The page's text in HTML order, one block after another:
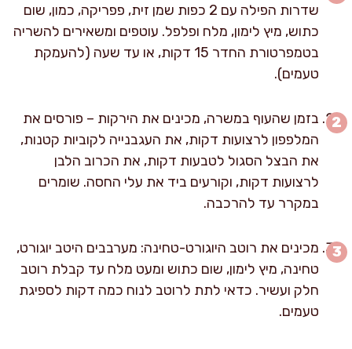
שדרות הפילה עם 2 כפות שמן זית, פפריקה, כמון, שום
כתוש, מיץ לימון, מלח ופלפל. עוטפים ומשאירים להשריה
בטמפרטורת החדר 15 דקות, או עד שעה (להעמקת
טעמים).
בזמן שהעוף במשרה, מכינים את הירקות – פורסים את
המלפפון לרצועות דקות, את העגבנייה לקוביות קטנות,
את הבצל הסגול לטבעות דקות, את הכרוב הלבן
לרצועות דקות, וקורעים ביד את עלי החסה. שומרים
במקרר עד להרכבה.
מכינים את רוטב היוגורט-טחינה: מערבבים היטב יוגורט,
טחינה, מיץ לימון, שום כתוש ומעט מלח עד קבלת רוטב
חלק ועשיר. כדאי לתת לרוטב לנוח כמה דקות לספיגת
טעמים.